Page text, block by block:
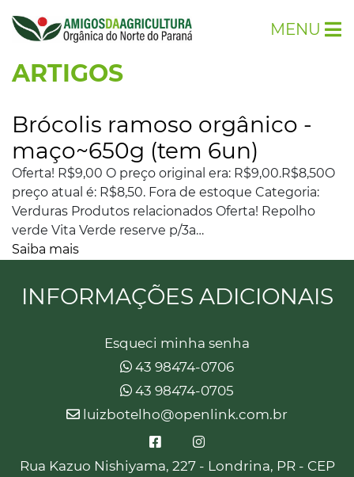
MENU
ARTIGOS
Brócolis ramoso orgânico -
maço~650g (tem 6un)
Oferta! R$9,00 O preço original era: R$9,00.R$8,50O
preço atual é: R$8,50. Fora de estoque Categoria:
Verduras Produtos relacionados Oferta! Repolho
verde Vita Verde reserve p/3a…
Saiba mais
INFORMAÇÕES ADICIONAIS
Esqueci minha senha
43 98474-0706
43 98474-0705
luizbotelho@openlink.com.br
Rua Kazuo Nishiyama, 227 - Londrina, PR - CEP